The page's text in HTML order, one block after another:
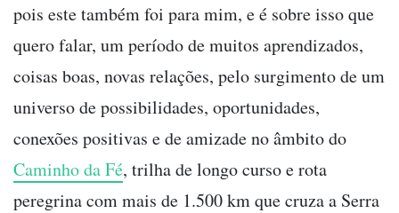
pois este também foi para mim, e é sobre isso que
quero falar, um período de muitos aprendizados,
coisas boas, novas relações, pelo surgimento de um
universo de possibilidades, oportunidades,
conexões positivas e de amizade no âmbito do
Caminho da Fé, trilha de longo curso e rota
peregrina com mais de 1.500 km que cruza a Serra